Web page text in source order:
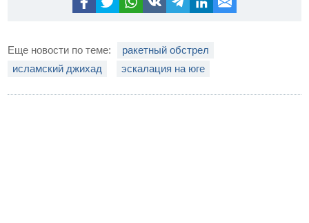
Еще новости по теме:
ракетный обстрел
исламский джихад
эскалация на юге